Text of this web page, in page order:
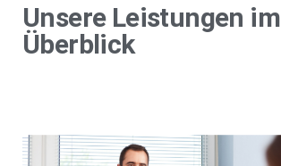
Unsere Leistungen im
Überblick